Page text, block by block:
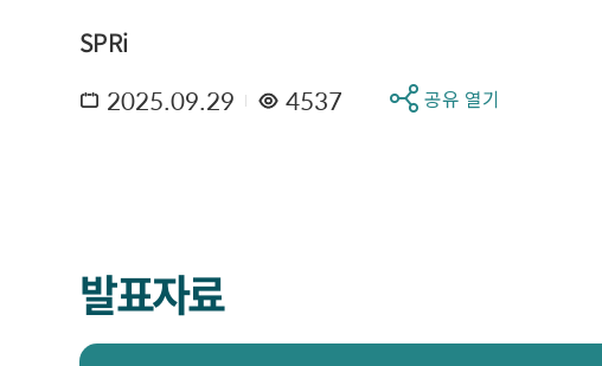
SPRi
2025.09.29 4537 공유 열기
발표자료